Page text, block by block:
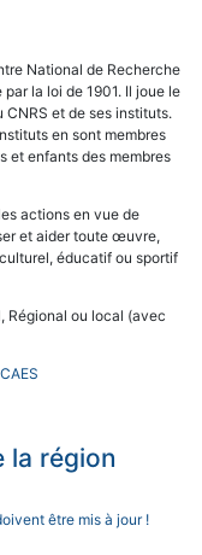
National de Recherche
la loi de 1901. Il joue le
CNRS et de ses instituts.
en sont membres
et enfants des membres
actions en vue de
et aider toute œuvre,
éducatif ou sportif
Régional ou local (avec
la région
être mis à jour !